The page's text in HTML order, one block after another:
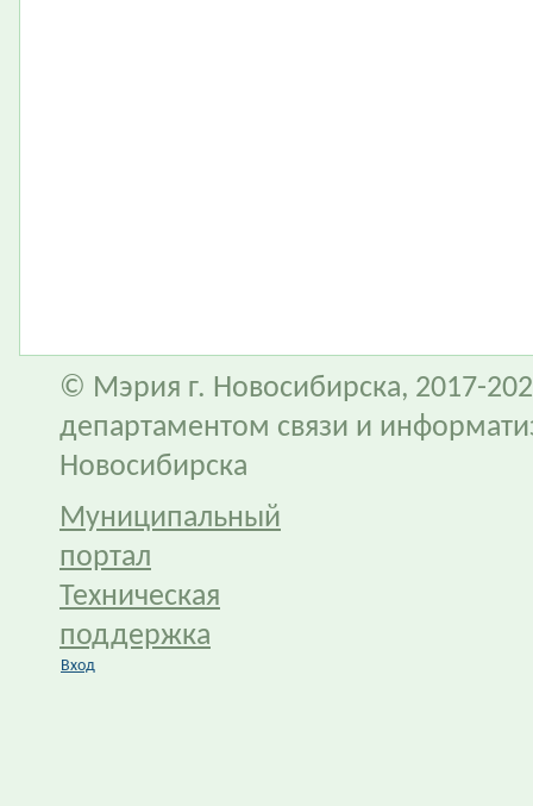
© Мэрия г. Новосибирска, 2017-
департаментом связи и
Новосибирска
Муниципальный
портал
Техническая
поддержка
Вход